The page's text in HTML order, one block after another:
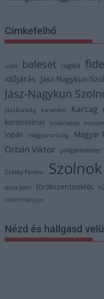
Címkefelhő
autó baleset cegléd
időjárás Jász-Nagykun-
Jász-Nagykun
Jászkunság karambol Karcag
koronavírus kosárlabda
lopás magyarország Magyar
Orbán Viktor polgármester
Szalay Ferenc Szolnok
tisza part törökszentmiklós
önkormányzat
Nézd és hallgasd